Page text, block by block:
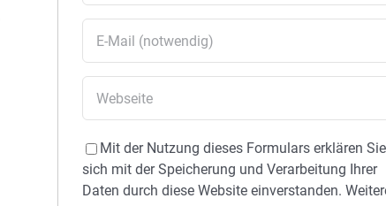
Mit der Nutzung dieses Formulars erklären Sie
sich mit der Speicherung und Verarbeitung Ihrer
Daten durch diese Website einverstanden.